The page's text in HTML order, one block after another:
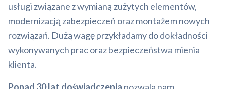
usługi związane z wymianą zużytych elementów,
modernizacją zabezpieczeń oraz montażem nowych
rozwiązań. Dużą wagę przykładamy do dokładności
wykonywanych prac oraz bezpieczeństwa mienia
klienta.